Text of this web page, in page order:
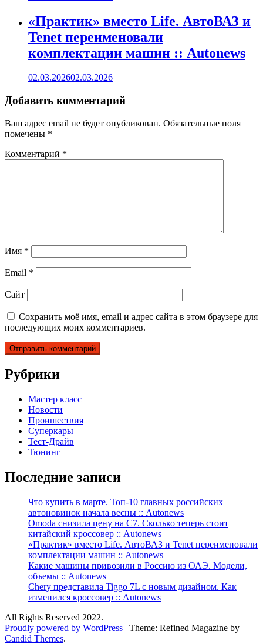
«Практик» вместо Life. АвтоВАЗ и
Tenet переименовали
комплектации машин :: Autonews
02.03.202602.03.2026
Добавить комментарий
Ваш адрес email не будет опубликован. Обязательные поля
помечены *
Комментарий *
Имя *
Email *
Сайт
Сохранить моё имя, email и адрес сайта в этом браузере для
последующих моих комментариев.
Рубрики
Мастер класс
Новости
Проишествия
Суперкары
Тест-Драйв
Тюнинг
Последние записи
Что купить в марте. Топ-10 главных российских
автоновинок начала весны :: Autonews
Omoda снизила цену на C7. Сколько теперь стоит
китайский кроссовер :: Autonews
«Практик» вместо Life. АвтоВАЗ и Tenet переименовали
комплектации машин :: Autonews
Какие машины привозили в Россию из ОАЭ. Модели,
объемы :: Autonews
Chery представила Tiggo 7L с новым дизайном. Как
изменился кроссовер :: Autonews
All Rights Reserved 2022.
Proudly powered by WordPress | Theme: Refined Magazine by
Candid Themes.